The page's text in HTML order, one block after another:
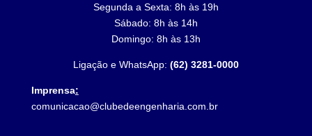
Segunda a Sexta: 8h às 19h
Sábado: 8h às 14h
Domingo: 8h às 13h
Ligação e WhatsApp: (62) 3281-0000
Imprensa:
comunicacao@clubedeengenharia.com.br